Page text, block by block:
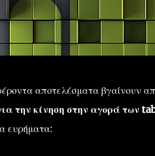
αποτελέσματα βγαίνουν
την κίνηση στην αγορά των
ευρήματα: